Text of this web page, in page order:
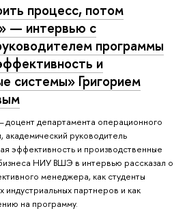
процесс, потом
— интервью с
программы
и
системы» Григорием
доцент департамента операционного
академический руководитель
эффективность и производственные
НИУ ВШЭ в интервью рассказал о
менеджера, как студенты
индустриальных партнеров и как
на программу.